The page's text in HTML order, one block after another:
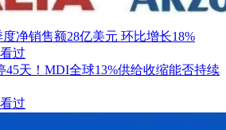
净销售额28亿美元 环比增长18%
过
45天！MDI全球13%供给收缩能否持续
过